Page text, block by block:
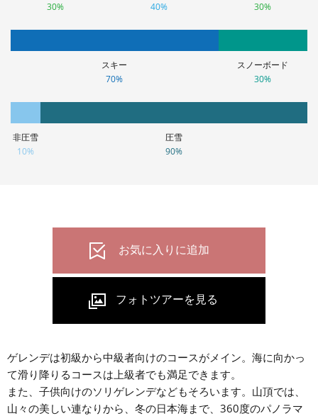
30%
40%
30%
スキー
70%
スノーボード
30%
非圧雪
10%
圧雪
90%
ゲレンデは初級から中級者向けのコースがメイン。海に向かっ
て滑り降りるコースは上級者でも満足できます。
また、子供向けのソリゲレンデなどもそろいます。山頂では、
山々の美しい連なりから、冬の日本海まで、360度のパノラマ